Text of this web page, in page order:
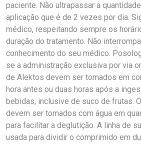
paciente. Não ultrapassar a
aplicação que é de 2 vezes por dia.
médico, respeitando sempre os
duração do tratamento. Não
conhecimento do seu médico.
se a administração exclusiva por via
de Alektos devem ser tomados em
hora antes ou duas horas após a
bebidas, inclusive de suco de frutas.
devem ser tomados com água em
para facilitar a deglutição. A linha de
usada para dividir o comprimido em